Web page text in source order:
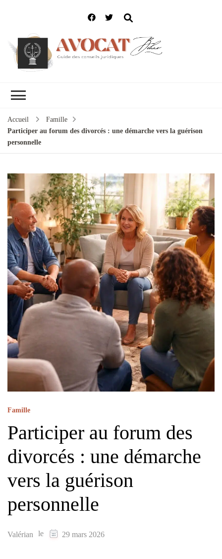
Accueil
Famille
Participer au forum des divorcés : une démarche vers la guérison
personnelle
Famille
Participer au forum des
divorcés : une démarche
vers la guérison
personnelle
Valérian le 29 mars 2026